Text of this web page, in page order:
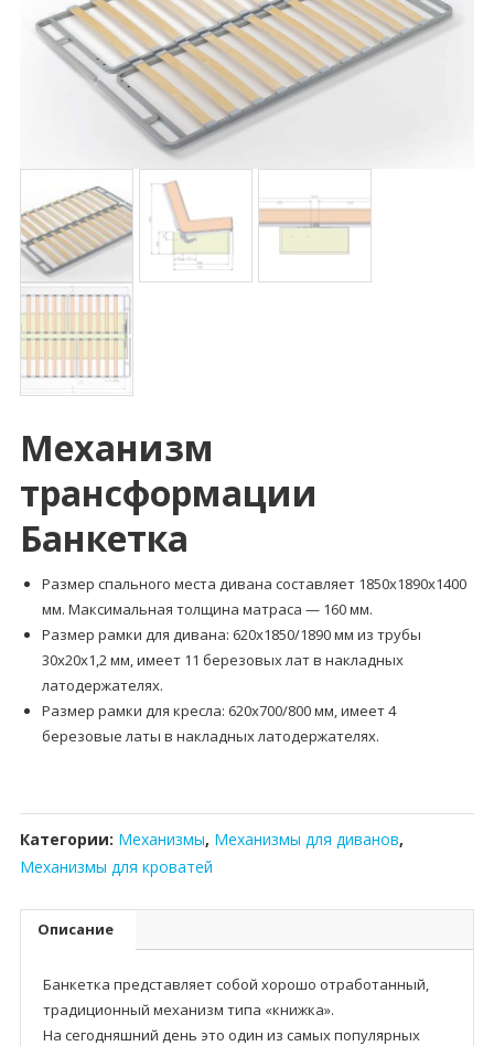
Механизм
трансформации
Банкетка
Размер спального места дивана составляет 1850х1890х1400
мм. Максимальная толщина матраса — 160 мм.
Размер рамки для дивана: 620х1850/1890 мм из трубы
30х20х1,2 мм, имеет 11 березовых лат в накладных
латодержателях.
Размер рамки для кресла: 620х700/800 мм, имеет 4
березовые латы в накладных латодержателях.
Категории: Механизмы, Механизмы для диванов,
Механизмы для кроватей
Описание
Банкетка представляет собой хорошо отработанный,
традиционный механизм типа «книжка».
На сегодняшний день это один из самых популярных